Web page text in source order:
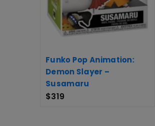
Funko Pop Animation:
Demon Slayer –
Susamaru
$319